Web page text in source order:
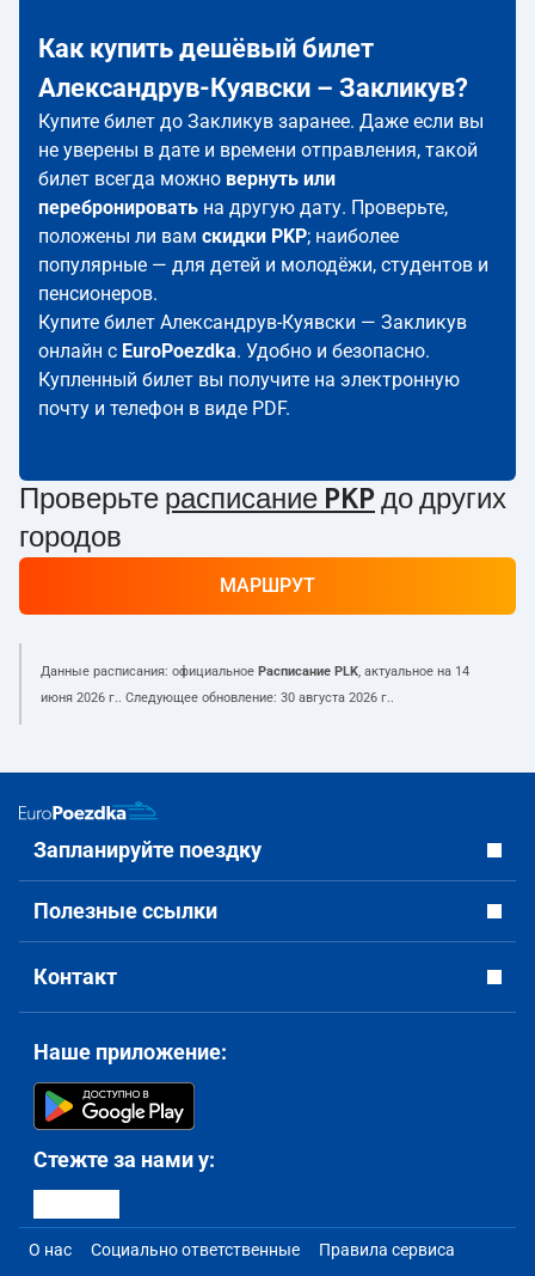
Как купить дешёвый билет
Александрув-Куявски – Закликув?
Купите билет до Закликув заранее. Даже если вы
не уверены в дате и времени отправления, такой
билет всегда можно вернуть или
перебронировать на другую дату. Проверьте,
положены ли вам скидки PKP; наиболее
популярные — для детей и молодёжи, студентов и
пенсионеров.
Купите билет Александрув-Куявски — Закликув
онлайн с EuroPoezdka. Удобно и безопасно.
Купленный билет вы получите на электронную
почту и телефон в виде PDF.
Проверьте расписание PKP до других
городов
МАРШРУТ
Данные расписания: официальное Расписание PLK, актуальное на 14
июня 2026 г.. Следующее обновление: 30 августа 2026 г..
Запланируйте поездку
Полезные ссылки
Контакт
Наше приложение:
Стежте за нами у:
О нас Социально ответственные Правила сервиса